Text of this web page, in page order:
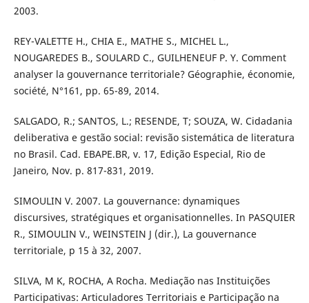
2003.
REY-VALETTE H., CHIA E., MATHE S., MICHEL L.,
NOUGAREDES B., SOULARD C., GUILHENEUF P. Y. Comment
analyser la gouvernance territoriale? Géographie, économie,
société, N°161, pp. 65-89, 2014.
SALGADO, R.; SANTOS, L.; RESENDE, T; SOUZA, W. Cidadania
deliberativa e gestão social: revisão sistemática de literatura
no Brasil. Cad. EBAPE.BR, v. 17, Edição Especial, Rio de
Janeiro, Nov. p. 817-831, 2019.
SIMOULIN V. 2007. La gouvernance: dynamiques
discursives, stratégiques et organisationnelles. In PASQUIER
R., SIMOULIN V., WEINSTEIN J (dir.), La gouvernance
territoriale, p 15 à 32, 2007.
SILVA, M K, ROCHA, A Rocha. Mediação nas Instituições
Participativas: Articuladores Territoriais e Participação na